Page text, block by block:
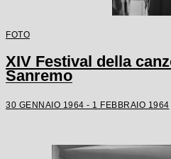
FOTO
XIV Festival della
Sanremo
30 GENNAIO 1964 - 1 FEBBRAIO 1964